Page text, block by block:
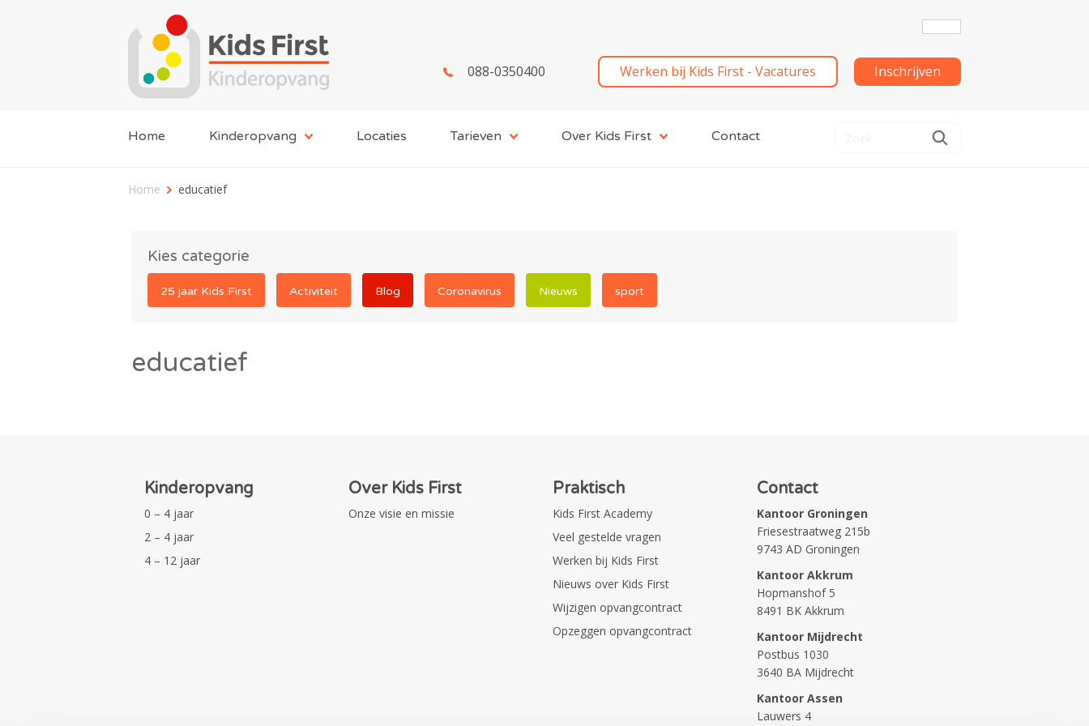
088-0350400 Werken bij Kids First - Vacatures Inschrijven
Home Kinderopvang Locaties Tarieven Over Kids First Contact
Home educatief
Kies categorie
25 jaar Kids First Activiteit Blog Coronavirus Nieuws sport
educatief
Kinderopvang
0 – 4 jaar
2 – 4 jaar
4 – 12 jaar
Over Kids First
Onze visie en missie
Praktisch
Kids First Academy
Veel gestelde vragen
Werken bij Kids First
Nieuws over Kids First
Wijzigen opvangcontract
Opzeggen opvangcontract
Contact
Kantoor Groningen
Friesestraatweg 215b
9743 AD Groningen
Kantoor Akkrum
Hopmanshof 5
8491 BK Akkrum
Kantoor Mijdrecht
Postbus 1030
3640 BA Mijdrecht
Kantoor Assen
Lauwers 4